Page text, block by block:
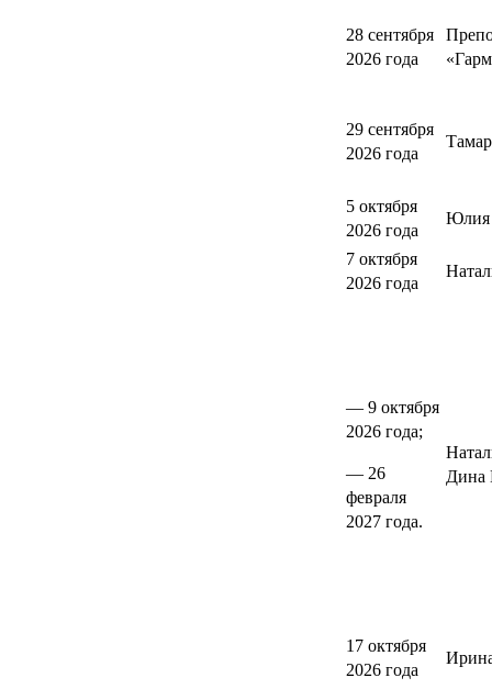
28 сентября
2026 года
29 сентября
2026 года
5 октября
2026 года
Юлия
7 октября
2026 года
— 9 октября
2026 года;
— 26
февраля
2027 года.
Дина
17 октября
2026 года